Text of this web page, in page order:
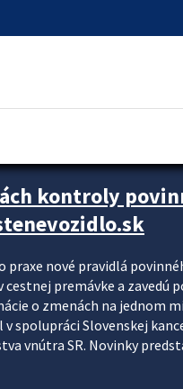
kontroly
praxe nové pravidlá
premávke a zavedú
o zmenách na jednom
Slovenskej
vnútra SR. Novinky